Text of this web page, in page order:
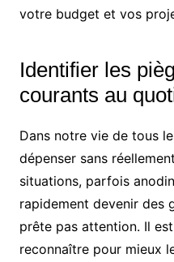
votre budget et vos
Identifier les
courants au
Dans notre vie de tous
dépenser sans
situations, parfois
rapidement devenir des
prête pas attention. Il
reconnaître pour mieux